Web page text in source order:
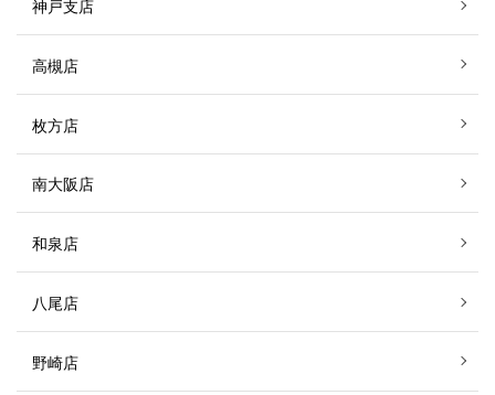
神戸支店
高槻店
枚方店
南大阪店
和泉店
八尾店
野崎店